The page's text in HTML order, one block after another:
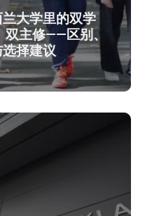
大学里的双学
双主修——区别、
择建议